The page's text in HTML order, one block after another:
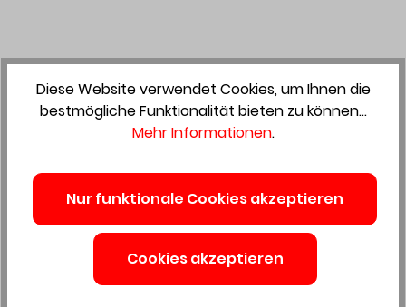
WEGO Stufenwandwinkel
25/15/8 15mm weiss, Länge
Diese Website verwendet Cookies, um Ihnen die
bestmögliche Funktionalität bieten zu können...
Mehr Informationen.
Nur funktionale Cookies akzeptieren
Cookies akzeptieren